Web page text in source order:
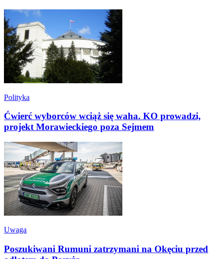
Polityka
Ćwierć wyborców wciąż się waha. KO prowadzi,
projekt Morawieckiego poza Sejmem
Uwaga
Poszukiwani Rumuni zatrzymani na Okęciu przed